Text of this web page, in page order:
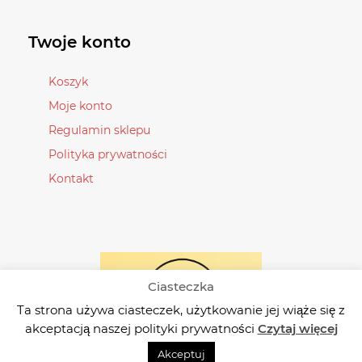
wybrać
Twoje konto
Koszyk
Moje konto
Regulamin sklepu
Polityka prywatności
Kontakt
Ciasteczka
Ta strona używa ciasteczek, użytkowanie jej wiąże się z
akceptacją naszej polityki prywatności Czytaj więcej
Akceptuj